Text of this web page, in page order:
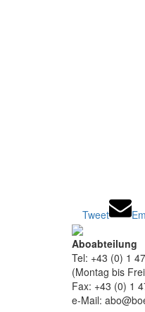
Tweet
Aboabteilung
Tel: +43 (0) 1
(Montag bis
Fax: +43 (0) 1
e-Mail: